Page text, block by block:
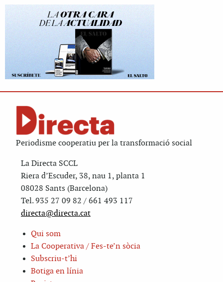
Periodisme cooperatiu per la transformació social
La Directa SCCL
Riera d’Escuder, 38, nau 1, planta 1
08028 Sants (Barcelona)
Tel. 935 27 09 82 / 661 493 117
directa@directa.cat
Qui som
La Cooperativa / Fes-te’n sòcia
Subscriu-t’hi
Botiga en línia